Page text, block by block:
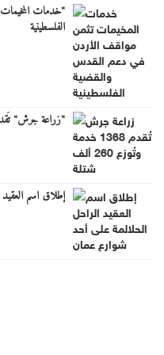
"خدمات
الفلسطينية
"زراعة جرش" تُقدم 1368 خدمة وتُوزع 260
إطلاق اسم